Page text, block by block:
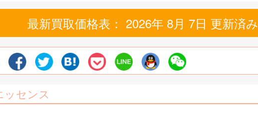
最新買取価格表： 2026年 8月 7日 更新済み
ッセンス